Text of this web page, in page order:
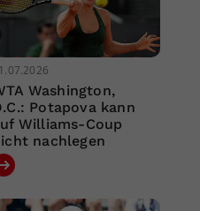
Washington,
Potapova kann
Williams-Coup
nachlegen